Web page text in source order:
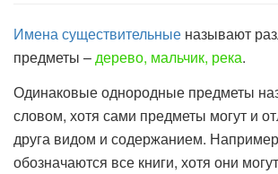
Имена существительные называют
предметы –дерево, мальчик, река.
Одинаковые однородные предметы
словом, хотя сами предметы могут и
друга видом и содержанием.
обозначаются все книги, хотя они